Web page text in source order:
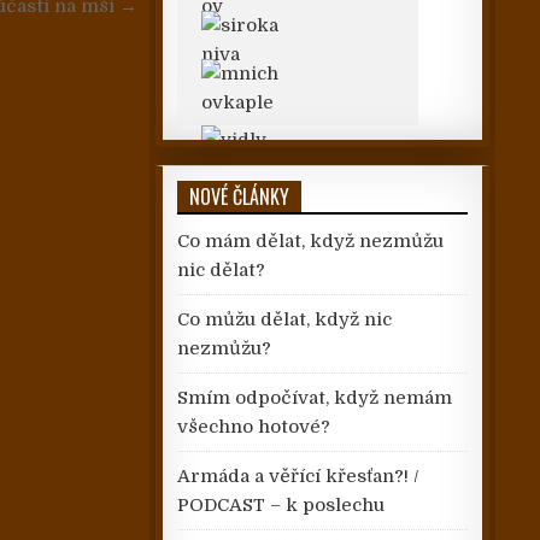
na mši →
NOVÉ ČLÁNKY
Co mám dělat, když nezmůžu
nic dělat?
Co můžu dělat, když nic
nezmůžu?
Smím odpočívat, když nemám
všechno hotové?
Armáda a věřící křesťan?! /
PODCAST – k poslechu